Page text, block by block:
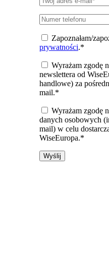
Zapoznałam/
prywatności.*
Wyrażam zgodę
newslettera od
handlowe) za
mail.*
Wyrażam zgodę
danych osobowych
mail) w celu
WiseEuropa.*